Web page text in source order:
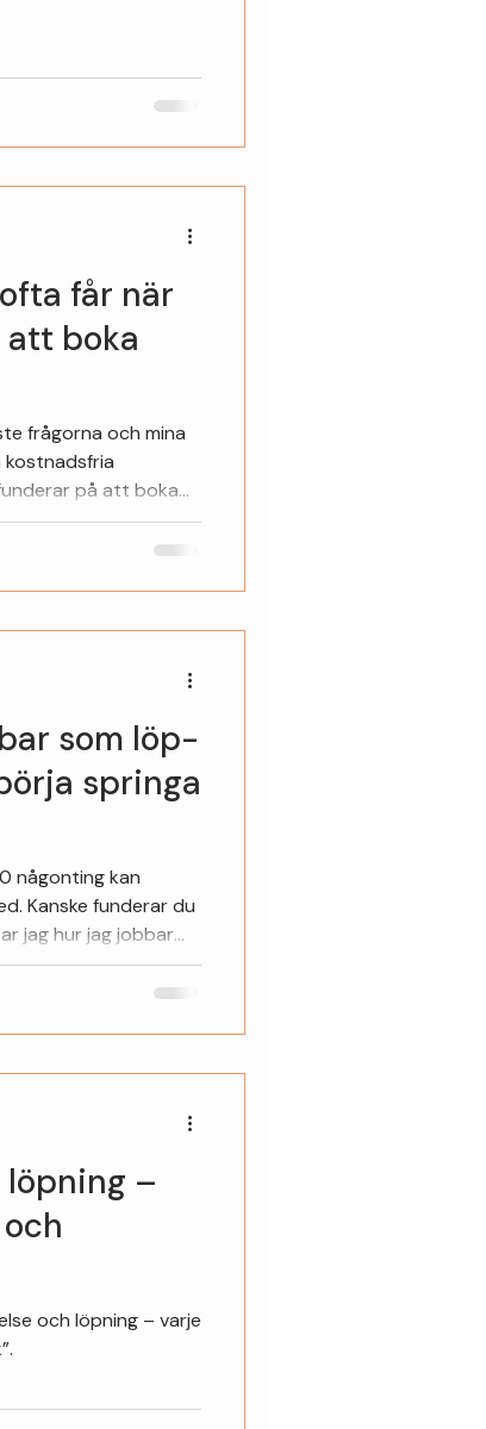
får när
boka
frågorna och mina
på att boka
som löp-
springa
någonting kan
funderar du
jag hur jag jobbar
och hur du kan få en
känner viss
e
löpning –
och löpning – varje